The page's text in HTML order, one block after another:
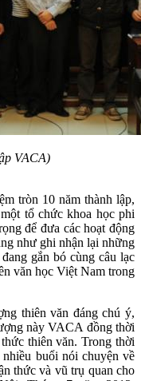
VACA)
tròn 10 năm thành lập,
tổ chức khoa học phi
để đưa các hoạt động
như ghi nhận lại những
gắn bó cùng câu lạc
văn học Việt Nam trong
thiên văn đáng chú ý,
này VACA đồng thời
thiên văn. Trong thời
buổi nói chuyện về
thức và vũ trụ quan cho